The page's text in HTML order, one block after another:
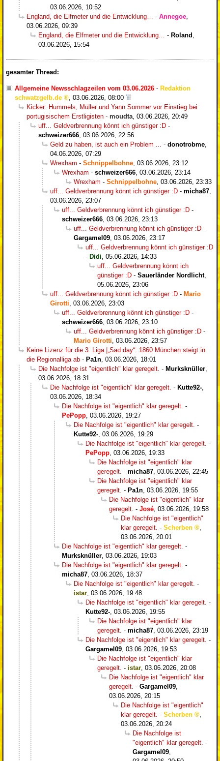
03.06.2026, 10:52
England, die Elfmeter und die Entwicklung… - Annegoe,
03.06.2026, 09:39
England, die Elfmeter und die Entwicklung… - Roland ,
03.06.2026, 15:54
gesamter Thread:
Allgemeine Newsschlagzeilen vom 03.06.2026 - Redaktion
schwatzgelb.de
03.06.2026, 08:00
Kicker: Hummels, Müller und Yann Sommer vor Einstieg bei
portugisischem Erstligisten - moudta 03.06.2026, 20:49
uff... Geldverbrennung könnt ich günstiger :D -
schweizer666 03.06.2026, 22:56
Geld zu haben, ist auch ein Problem ...
- donotrobme
04.06.2026, 07:29
Wrexham - Schnippelbohne 03.06.2026, 23:12
Wrexham - schweizer666 03.06.2026, 23:14
Wrexham - Schnippelbohne 03.06.2026, 23:33
uff... Geldverbrennung könnt ich günstiger :D - micha87
03.06.2026, 23:07
uff... Geldverbrennung könnt ich günstiger :D -
schweizer666 03.06.2026, 23:13
uff... Geldverbrennung könnt ich günstiger :D -
Gargamel09 03.06.2026, 23:17
uff... Geldverbrennung könnt ich günstiger :D
- Didi 05.06.2026, 14:33
uff... Geldverbrennung könnt ich
günstiger :D - Sauerländer Nordlicht,
05.06.2026, 23:06
uff... Geldverbrennung könnt ich günstiger :D - Mario
Girotti 03.06.2026, 23:03
uff... Geldverbrennung könnt ich günstiger :D -
schweizer666 03.06.2026, 23:10
uff... Geldverbrennung könnt ich günstiger :D -
Mario Girotti 03.06.2026, 23:57
Keine Lizenz für die 3. Liga |„Sad day“: 1860 München steigt in
die Regionalliga ab - Pa1n 03.06.2026, 18:01
Die Nachfolge ist "eigentlich" klar geregelt. - Murksknüller
03.06.2026, 18:31
Die Nachfolge ist "eigentlich" klar geregelt. - Kutte92-
03.06.2026, 18:34
Die Nachfolge ist "eigentlich" klar geregelt. -
PePopp 03.06.2026, 19:27
Die Nachfolge ist "eigentlich" klar geregelt. -
Kutte92- 03.06.2026, 19:29
Die Nachfolge ist "eigentlich" klar geregelt. -
PePopp 03.06.2026, 19:33
Die Nachfolge ist "eigentlich" klar
geregelt. - micha87 03.06.2026, 22:45
Die Nachfolge ist "eigentlich" klar
geregelt. - Pa1n 03.06.2026, 19:55
Die Nachfolge ist "eigentlich" klar
geregelt. - José 03.06.2026, 19:58
Die Nachfolge ist "eigentlich"
klar geregelt. - Scherben
03.06.2026, 20:01
Die Nachfolge ist "eigentlich" klar geregelt. -
Murksknüller 03.06.2026, 19:03
Die Nachfolge ist "eigentlich" klar geregelt. -
micha87 03.06.2026, 18:37
Die Nachfolge ist "eigentlich" klar geregelt. -
istar 03.06.2026, 19:48
Die Nachfolge ist "eigentlich" klar geregelt. -
Kutte92- 03.06.2026, 19:55
Die Nachfolge ist "eigentlich" klar
geregelt. - micha87 03.06.2026, 23:19
Die Nachfolge ist "eigentlich" klar geregelt. -
Gargamel09 03.06.2026, 19:53
Die Nachfolge ist "eigentlich" klar
geregelt. - istar 03.06.2026, 20:08
Die Nachfolge ist "eigentlich" klar
geregelt. - Gargamel09
03.06.2026, 20:15
Die Nachfolge ist "eigentlich"
klar geregelt. - Scherben
03.06.2026, 20:24
Die Nachfolge ist
"eigentlich" klar geregelt. -
Gargamel09